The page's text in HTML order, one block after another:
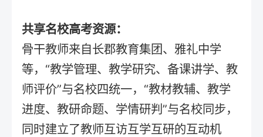
共享名校高考资源：
骨干教师来自长郡教育集团、雅礼中学
等，“教学管理、教学研究、备课讲学、教
师评价”与名校四统一，“教材教辅、教学
进度、教研命题、学情研判”与名校同步，
同时建立了教师互访互学互研的互动机